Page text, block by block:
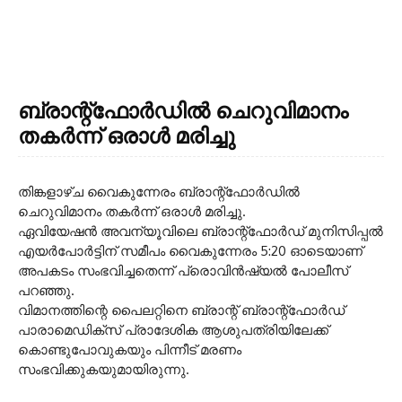
ബ്രാന്റ്‌ഫോർഡിൽ ചെറുവിമാനം
തകർന്ന് ഒരാൾ മരിച്ചു
തിങ്കളാഴ്ച വൈകുന്നേരം ബ്രാന്റ്‌ഫോർഡിൽ
ചെറുവിമാനം തകർന്ന് ഒരാൾ മരിച്ചു.
ഏവിയേഷൻ അവന്യൂവിലെ ബ്രാന്റ്‌ഫോർഡ് മുനിസിപ്പൽ
എയർപോർട്ടിന് സമീപം വൈകുന്നേരം 5:20 ഓടെയാണ്
അപകടം സംഭവിച്ചതെന്ന് പ്രൊവിൻഷ്യൽ പോലീസ്
പറഞ്ഞു.
വിമാനത്തിന്റെ പൈലറ്റിനെ ബ്രാന്റ് ബ്രാന്റ്‌ഫോർഡ്
പാരാമെഡിക്സ് പ്രാദേശിക ആശുപത്രിയിലേക്ക്
കൊണ്ടുപോവുകയും പിന്നീട് മരണം
സംഭവിക്കുകയുമായിരുന്നു.